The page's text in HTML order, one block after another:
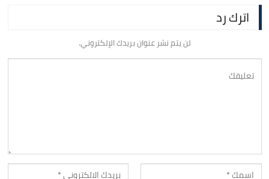
اترك رد
لن يتم نشر عنوان بريدك الإلكتروني.